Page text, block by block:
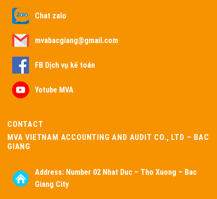
Chat zalo
mvabacgiang@gmail.com
FB Dịch vụ kế toán
Yotube MVA
CONTACT
MVA VIETNAM ACCOUNTING AND AUDIT CO., LTD – BAC
GIANG
Address: Number 02 Nhat Duc – Tho Xuong – Bac
Giang City